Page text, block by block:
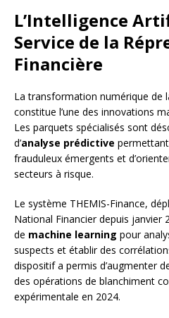
L’Intelligence
Service de la
Financière
La transformation numérique de
constitue l’une des innovations
Les parquets spécialisés sont
d’analyse prédictive permettant
frauduleux émergents et
secteurs à risque.
Le système THEMIS-Finance,
National Financier depuis janvier
de machine learning pour
suspects et établir des
dispositif a permis d’augmenter
des opérations de blanchiment
expérimentale en 2024.